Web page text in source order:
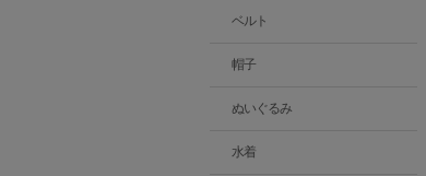
ベルト
帽子
ぬいぐるみ
水着